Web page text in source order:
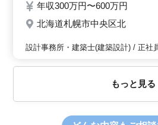
年収300万円〜600万円
北海道札幌市中央区北
設計事務所・建築士(建築設計) / 正社
もっと見る